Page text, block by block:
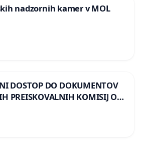
nadzornih kamer v MOL
DOSTOP DO DOKUMENTOV
PREISKOVALNIH KOMISIJ O
Z OROŽJEM